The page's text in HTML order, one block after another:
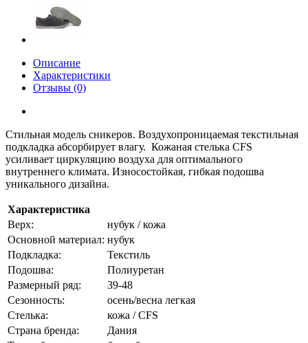
Описание
Характеристики
Отзывы (0)
Стильная модель сникеров. Воздухопроницаемая текстильная
подкладка абсорбирует влагу. Кожаная стелька CFS
усиливает циркуляцию воздуха для оптимального
внутреннего климата. Износостойкая, гибкая подошва
уникального дизайна.
Характеристика
Верх:
нубук / кожа
Основной материал: нубук
Подкладка:
Текстиль
Подошва:
Полиуретан
Размерный ряд:
39-48
Сезонность:
осень/весна легкая
Стелька:
кожа / CFS
Страна бренда:
Дания